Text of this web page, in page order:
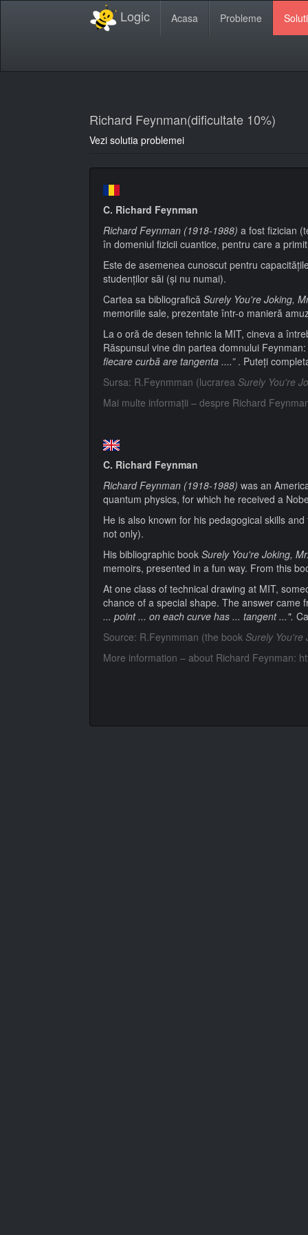
Logic Acasa Probleme
Richard Feynman(dificultate 10%)
Vezi solutia problemei
C. Richard Feynman
Richard Feynman (1918-1988) a fost fizician
în domeniul fizicii cuantice, pentru care a
Este de asemenea cunoscut pentru
studenților săi (și nu numai).
Cartea sa bibliografică Surely You're Joking,
memoriile sale, prezentate într-o manieră
La o oră de desen tehnic la MIT, cineva a
Răspunsul vine din partea domnului Feynman:
fiecare curbă are tangenta ....”. Puteți
Sursa: R.Feynmman (lucrarea Surely You're
Mai multe informații – despre Richard
C. Richard Feynman
Richard Feynman (1918-1988) was an
quantum physics, for which he received a
He is also known for his pedagogical skills
not only).
His bibliographic book Surely You're Joking,
memoirs, presented in a fun way. From this
At one class of technical drawing at MIT,
chance of a special shape. The answer came
... point ... on each curve has ... tangent ...".
Source: R.Feynmman (the book Surely You're
More information – about Richard Feynman: